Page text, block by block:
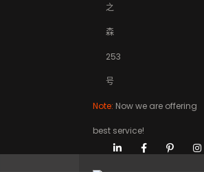
之
森
253
号
Note: Now we are offering
best service!
经典案例
首页 经典案例